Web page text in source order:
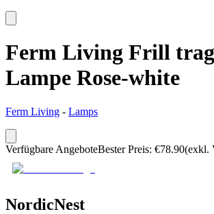
Ferm Living Frill
Lampe Rose-white
Ferm Living - Lamps
Verfügbare AngeboteBester Preis: €78.90(exkl.
NordicNest